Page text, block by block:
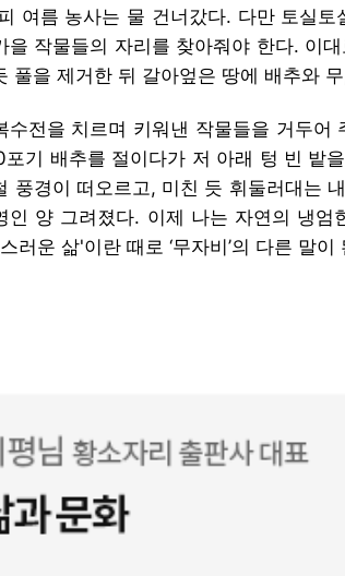
여름 농사는 물 건너갔다. 다만 토실
을 작물들의 자리를 찾아줘야 한다. 이
풀을 제거한 뒤 갈아엎은 땅에 배추와
수전을 치르며 키워낸 작물들을 거두어
기 배추를 절이다가 저 아래 텅 빈 밭
풍경이 떠오르고, 미친 듯 휘둘러대는
인 양 그려졌다. 이제 나는 자연의 냉
러운 삶'이란 때로 ‘무자비’의 다른 말